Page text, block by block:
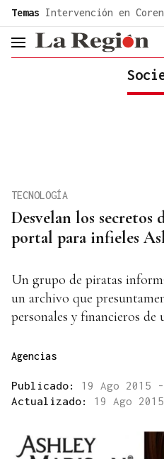
common.go-to-content
Temas Intervención en Coren
header.menu.open
Desvelan los secretos
portal para infieles
TECNOLOGÍA
Un grupo de piratas
un archivo que
personales y financieros de
Agencias
Publicado: 19 Ago 2015
Actualizado: 19 Ago